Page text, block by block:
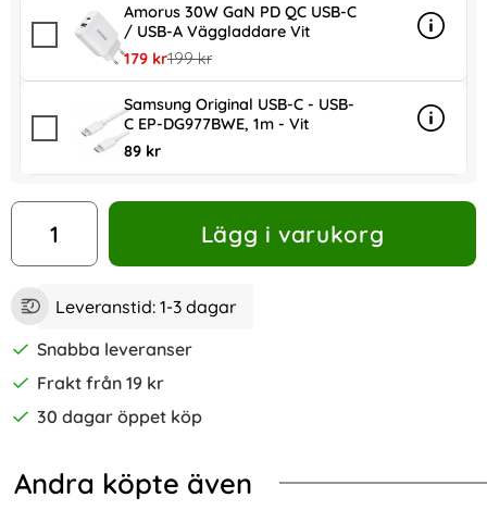
Amorus 30W GaN PD QC USB-C
/ USB-A Väggladdare Vit
rea pris
179 krtidigare pris
199 kr
Info
mer
Samsung Original USB-C - USB-
C EP-DG977BWE, 1m - Vit
89 kr
Info
mer
antal
Lägg i varukorg
Leveranstid: 1-3 dagar
Snabba leveranser
Frakt från 19 kr
30 dagar öppet köp
Andra köpte även